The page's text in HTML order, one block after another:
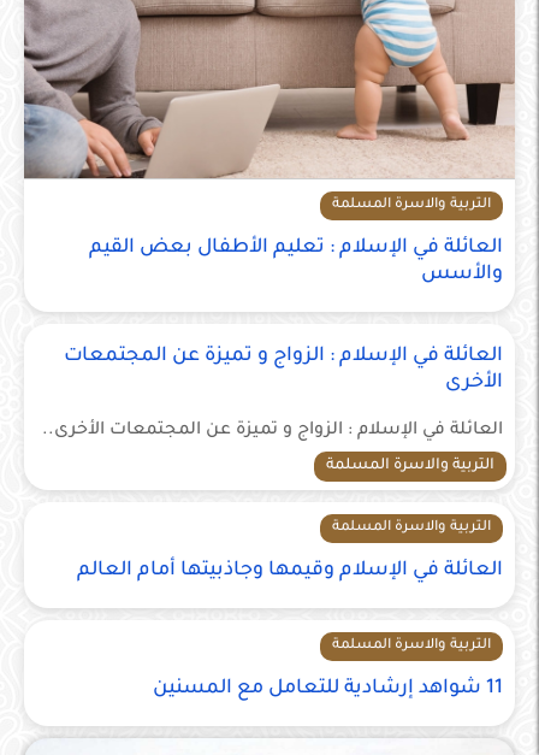
التربية والاسرة المسلمة
العائلة في الإسلام : تعليم الأطفال بعض القيم
والأسس
العائلة في الإسلام : الزواج و تميزة عن المجتمعات
الأخرى
العائلة في الإسلام : الزواج و تميزة عن المجتمعات الأخرى..
التربية والاسرة المسلمة
التربية والاسرة المسلمة
العائلة في الإسلام وقيمها وجاذبيتها أمام العالم
التربية والاسرة المسلمة
11 شواهد إرشادية للتعامل مع المسنين